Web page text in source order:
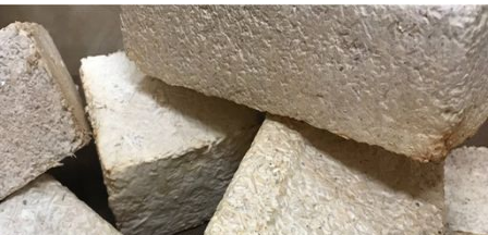
digital
basada
permite
seguir
coste.
ACEPTAR
Y